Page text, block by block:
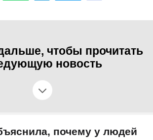
чтобы прочитать
новость